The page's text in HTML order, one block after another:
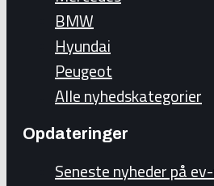
BMW
Hyundai
Peugeot
Alle nyhedskategorier
Opdateringer
Seneste nyheder på